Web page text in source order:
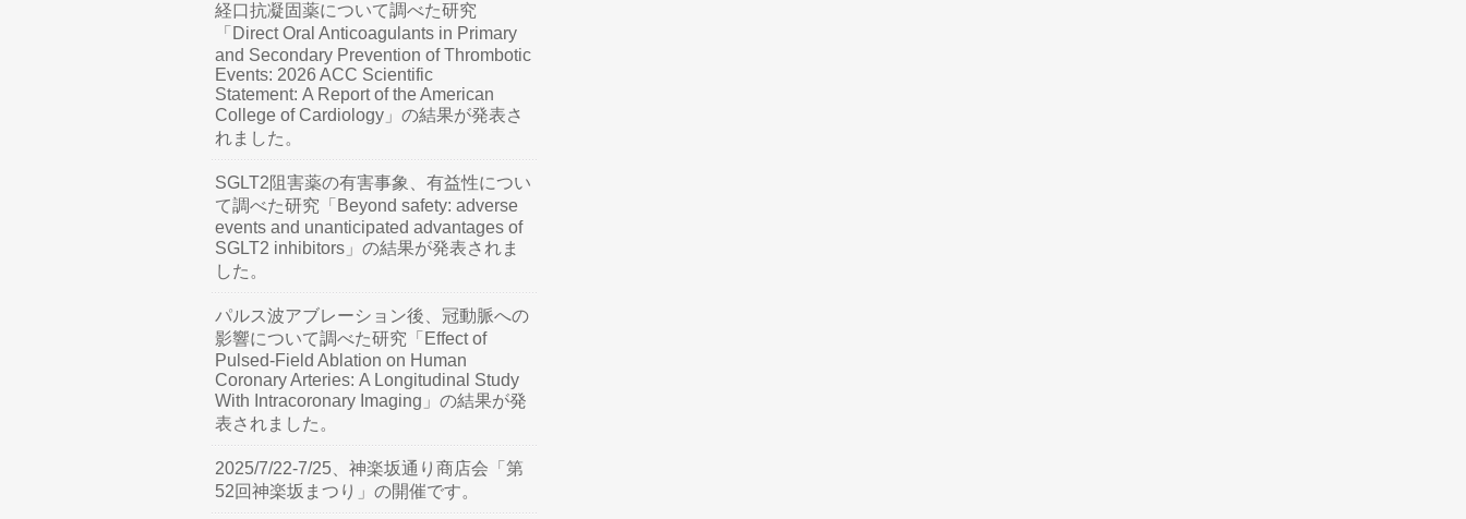
経口抗凝固薬について調べた研究
「Direct Oral Anticoagulants in Primary
and Secondary Prevention of Thrombotic
Events: 2026 ACC Scientific
Statement: A Report of the American
College of Cardiology」の結果が発表さ
れました。
SGLT2阻害薬の有害事象、有益性につい
て調べた研究「Beyond safety: adverse
events and unanticipated advantages of
SGLT2 inhibitors」の結果が発表されま
した。
パルス波アブレーション後、冠動脈への
影響について調べた研究「Effect of
Pulsed-Field Ablation on Human
Coronary Arteries: A Longitudinal Study
With Intracoronary Imaging」の結果が発
表されました。
2025/7/22-7/25、神楽坂通り商店会「第
52回神楽坂まつり」の開催です。